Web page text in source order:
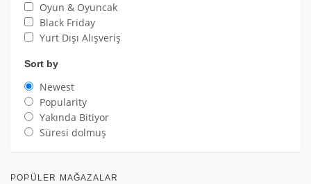
Oyun & Oyuncak
Black Friday
Yurt Dışı Alışveriş
Sort by
Newest
Popularity
Yakında Bitiyor
Süresi dolmuş
POPÜLER MAĞAZALAR